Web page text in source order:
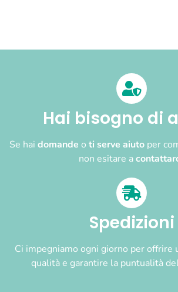
Hai bisogno di
Se hai domande o ti serve aiuto per
non esitare a
Spedizioni
Ci impegniamo ogni giorno per offrire
qualità e garantire la puntualità